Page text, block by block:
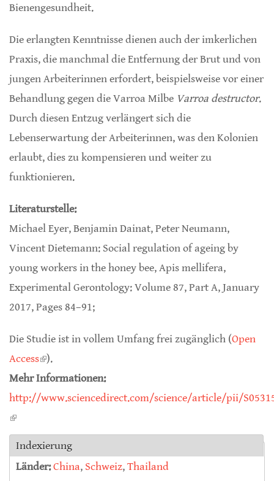
Bienengesundheit.
Die erlangten Kenntnisse dienen auch der imkerlichen
Praxis, die manchmal die Entfernung der Brut und von
jungen Arbeiterinnen erfordert, beispielsweise vor einer
Behandlung gegen die Varroa Milbe Varroa destructor.
Durch diesen Entzug verlängert sich die
Lebenserwartung der Arbeiterinnen, was den Kolonien
erlaubt, dies zu kompensieren und weiter zu
funktionieren.
Literaturstelle:
Michael Eyer, Benjamin Dainat, Peter Neumann,
Vincent Dietemann: Social regulation of ageing by
young workers in the honey bee, Apis mellifera,
Experimental Gerontology: Volume 87, Part A, January
2017, Pages 84–91;
Die Studie ist in vollem Umfang frei zugänglich (Open
Access(link is external)
).
Mehr Informationen:
http://www.sciencedirect.com/science/article/pii/
(link is external)
Indexierung
Länder:China, Schweiz,Thailand